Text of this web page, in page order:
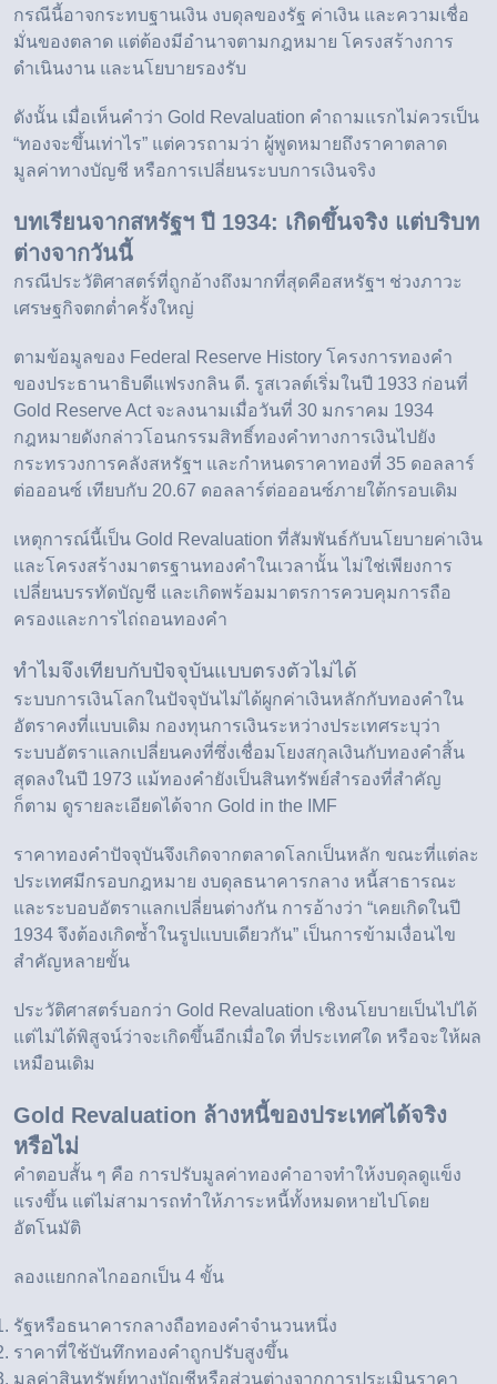
กรณีนี้อาจกระทบฐานเงิน งบดุลของรัฐ ค่าเงิน และความเชื่อ
มั่นของตลาด แต่ต้องมีอำนาจตามกฎหมาย โครงสร้างการ
ดำเนินงาน และนโยบายรองรับ
ดังนั้น เมื่อเห็นคำว่า Gold Revaluation คำถามแรกไม่ควรเป็น
“ทองจะขึ้นเท่าไร” แต่ควรถามว่า ผู้พูดหมายถึงราคาตลาด
มูลค่าทางบัญชี หรือการเปลี่ยนระบบการเงินจริง
บทเรียนจากสหรัฐฯ ปี 1934: เกิดขึ้นจริง แต่บริบท
ต่างจากวันนี้
กรณีประวัติศาสตร์ที่ถูกอ้างถึงมากที่สุดคือสหรัฐฯ ช่วงภาวะ
เศรษฐกิจตกต่ำครั้งใหญ่
ตามข้อมูลของ Federal Reserve History โครงการทองคำ
ของประธานาธิบดีแฟรงกลิน ดี. รูสเวลต์เริ่มในปี 1933 ก่อนที่
Gold Reserve Act จะลงนามเมื่อวันที่ 30 มกราคม 1934
กฎหมายดังกล่าวโอนกรรมสิทธิ์ทองคำทางการเงินไปยัง
กระทรวงการคลังสหรัฐฯ และกำหนดราคาทองที่ 35 ดอลลาร์
ต่อออนซ์ เทียบกับ 20.67 ดอลลาร์ต่อออนซ์ภายใต้กรอบเดิม
เหตุการณ์นี้เป็น Gold Revaluation ที่สัมพันธ์กับนโยบายค่าเงิน
และโครงสร้างมาตรฐานทองคำในเวลานั้น ไม่ใช่เพียงการ
เปลี่ยนบรรทัดบัญชี และเกิดพร้อมมาตรการควบคุมการถือ
ครองและการไถ่ถอนทองคำ
ทำไมจึงเทียบกับปัจจุบันแบบตรงตัวไม่ได้
ระบบการเงินโลกในปัจจุบันไม่ได้ผูกค่าเงินหลักกับทองคำใน
อัตราคงที่แบบเดิม กองทุนการเงินระหว่างประเทศระบุว่า
ระบบอัตราแลกเปลี่ยนคงที่ซึ่งเชื่อมโยงสกุลเงินกับทองคำสิ้น
สุดลงในปี 1973 แม้ทองคำยังเป็นสินทรัพย์สำรองที่สำคัญ
ก็ตาม ดูรายละเอียดได้จาก Gold in the IMF
ราคาทองคำปัจจุบันจึงเกิดจากตลาดโลกเป็นหลัก ขณะที่แต่ละ
ประเทศมีกรอบกฎหมาย งบดุลธนาคารกลาง หนี้สาธารณะ
และระบอบอัตราแลกเปลี่ยนต่างกัน การอ้างว่า “เคยเกิดในปี
1934 จึงต้องเกิดซ้ำในรูปแบบเดียวกัน” เป็นการข้ามเงื่อนไข
สำคัญหลายขั้น
ประวัติศาสตร์บอกว่า Gold Revaluation เชิงนโยบายเป็นไปได้
แต่ไม่ได้พิสูจน์ว่าจะเกิดขึ้นอีกเมื่อใด ที่ประเทศใด หรือจะให้ผล
เหมือนเดิม
Gold Revaluation ล้างหนี้ของประเทศได้จริง
หรือไม่
คำตอบสั้น ๆ คือ การปรับมูลค่าทองคำอาจทำให้งบดุลดูแข็ง
แรงขึ้น แต่ไม่สามารถทำให้ภาระหนี้ทั้งหมดหายไปโดย
อัตโนมัติ
ลองแยกกลไกออกเป็น 4 ขั้น
รัฐหรือธนาคารกลางถือทองคำจำนวนหนึ่ง
ราคาที่ใช้บันทึกทองคำถูกปรับสูงขึ้น
มูลค่าสินทรัพย์ทางบัญชีหรือส่วนต่างจากการประเมินราคา